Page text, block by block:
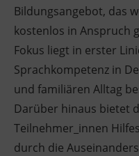
Bildungsangebot, das
kostenlos in Anspruch
Fokus liegt in erster
Sprachkompetenz in
und familiären Alltag
Darüber hinaus bietet
Teilnehmer_innen
durch die